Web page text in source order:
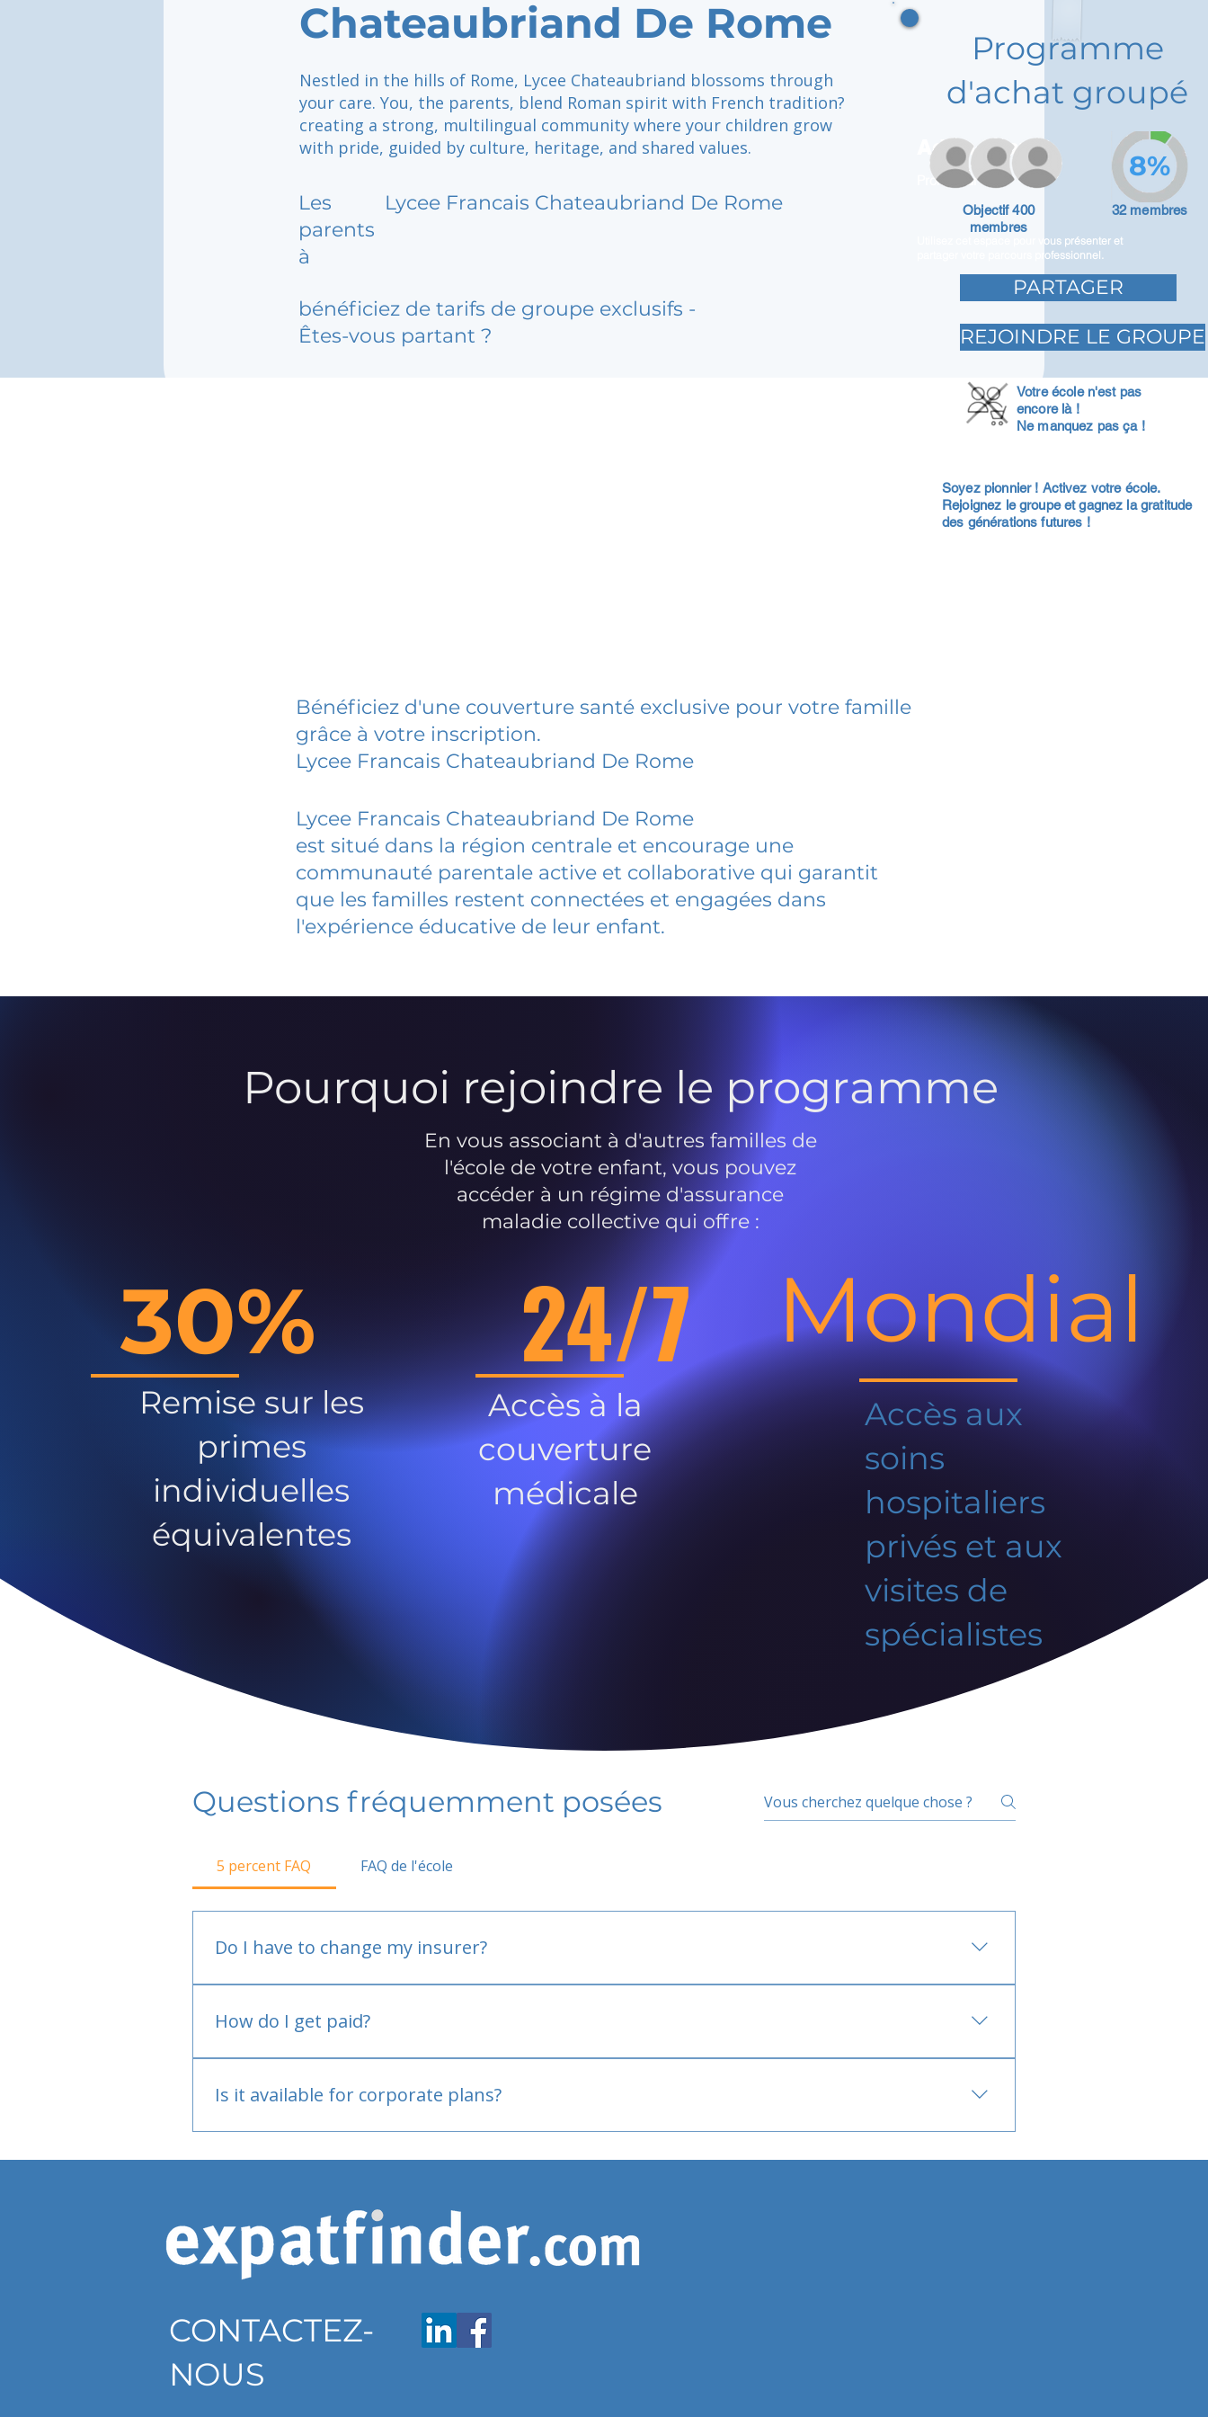
Chateaubriand De Rome
Nestled in the hills of Rome, Lycee Chateaubriand blossoms through
your care. You, the parents, blend Roman spirit with French tradition?
creating a strong, multilingual community where your children grow
with pride, guided by culture, heritage, and shared values.
Les
parents
à
Lycee Francais Chateaubriand De Rome
bénéficiez de tarifs de groupe exclusifs -
Êtes-vous partant ?
Adam Caar
Promoteur
Utilisez cet espace pour vous présenter et
partager votre parcours professionnel.
Programme
d'achat groupé
Objectif 400
membres
32 membres
8%
PARTAGER
REJOINDRE LE GROUPE
Votre école n'est pas
encore là !
Ne manquez pas ça !
Soyez pionnier ! Activez votre école.
Rejoignez le groupe et gagnez la gratitude
des générations futures !
Bénéficiez d'une couverture santé exclusive pour votre famille
grâce à votre inscription.
Lycee Francais Chateaubriand De Rome
Lycee Francais Chateaubriand De Rome
est situé dans la région centrale et encourage une
communauté parentale active et collaborative qui garantit
que les familles restent connectées et engagées dans
l'expérience éducative de leur enfant.
Pourquoi rejoindre le programme
En vous associant à d'autres familles de
l'école de votre enfant, vous pouvez
accéder à un régime d'assurance
maladie collective qui offre :
30%
Remise sur les
primes
individuelles
équivalentes
24/7
Accès à la
couverture
médicale
Mondial
Accès aux
soins
hospitaliers
privés et aux
visites de
spécialistes
Questions fréquemment posées
5 percent FAQ FAQ de l'école
Do I have to change my insurer?
How do I get paid?
Is it available for corporate plans?
CONTACTEZ-
NOUS